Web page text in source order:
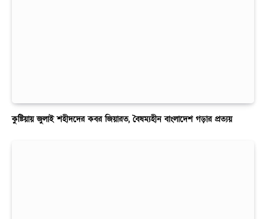
কুষ্টিয়ায় জুলাই শহীদদের কবর জিয়ারত, বৈষম্যহীন বাংলাদেশ গড়ার প্রত্যয়